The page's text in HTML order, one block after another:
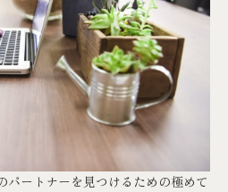
パートナーを見つけるための極めて